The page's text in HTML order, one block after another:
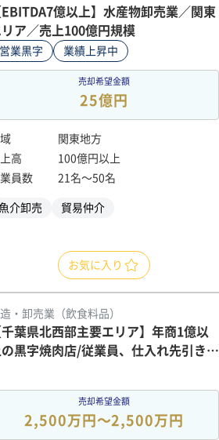
EBITDA7億以上】水産物卸売業／関東
リア／売上100億円規模
営業黒字 業績上昇中
売却希望金額
25億円
関東地方
高
100億円以上
員数
21名〜50名
介卸売 貿易仲介
お気に入り
・卸売業（飲食料品）
千葉県北西部主要エリア】年商1億以
の黒字焼肉店/従業員、仕入れ先引き継
売却希望金額
2,500万円〜2,500万円